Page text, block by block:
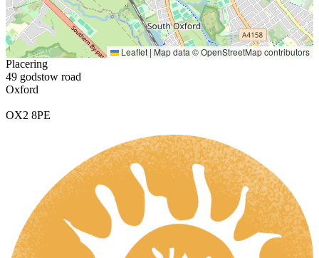
Leaflet |Map data ©OpenStreetMapcontributors
Placering
49 godstow road
Oxford
OX2 8PE